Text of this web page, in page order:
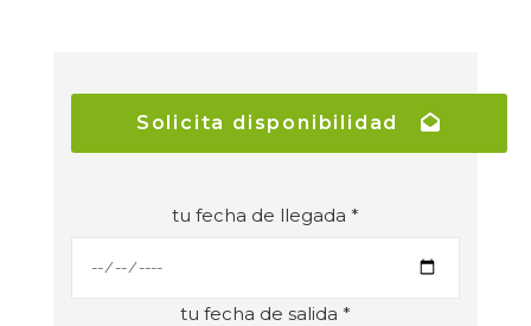
Solicita disponibilidad
tu fecha de llegada *
tu fecha de salida *